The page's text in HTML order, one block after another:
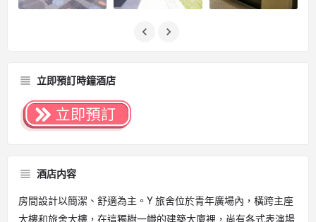
立即預訂時鐘酒店
酒店内容
房間設計以簡潔、舒適為主。Y 旅舍位於青年廣場內，橫跨主座
大樓和旅舍大樓，在這獨樹一幟的建築大廈裡，尚有各式表演場